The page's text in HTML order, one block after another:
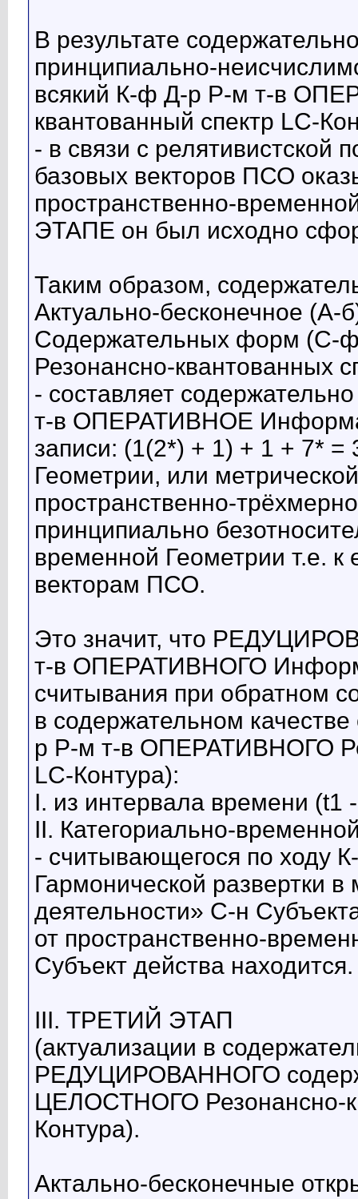
В результате
принципиально-
всякий К-ф Д-р Р-м т-в
квантованный спектр LC-
- в связи с
базовых векторов ПСО
пространственно-
ЭТАПЕ он был исходно
Таким образом,
Актуально-бесконечное (А-
Содержательных форм
Резонансно-квантованных
- составляет
т-в ОПЕРАТИВНОЕ
записи: (1(2*) + 1) + 1 + 7*
Геометрии, или
пространственно-
принципиально
временной Геометрии т.е.
векторам ПСО.
Это значит, что
т-в ОПЕРАТИВНОГО
считывания при
в содержательном
р Р-м т-в ОПЕРАТИВНОГО
LC-Контура):
I. из интервала времени (t1
II. Категориально-
- считывающегося по
Гармонической развертки
деятельности» С-н
от пространственно-
Субъект действа находится.
III. ТРЕТИЙ ЭТАП
(актуализации в
РЕДУЦИРОВАННОГО
ЦЕЛОСТНОГО Резонансно-
Контура).
Актально-бесконечные